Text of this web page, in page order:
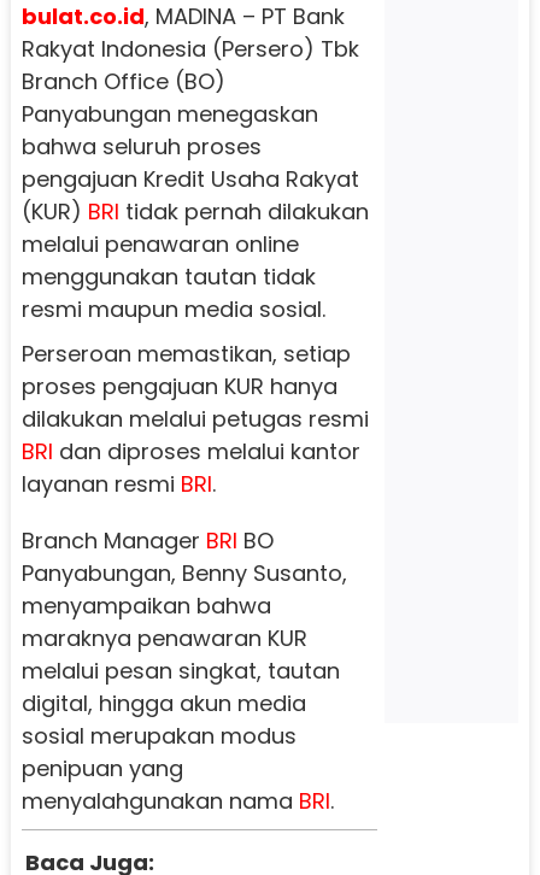
bulat.co.id, MADINA – PT Bank
Rakyat Indonesia (Persero) Tbk
Branch Office (BO)
Panyabungan menegaskan
bahwa seluruh proses
pengajuan Kredit Usaha Rakyat
(KUR) BRI tidak pernah dilakukan
melalui penawaran online
menggunakan tautan tidak
resmi maupun media sosial.
Perseroan memastikan, setiap
proses pengajuan KUR hanya
dilakukan melalui petugas resmi
BRI dan diproses melalui kantor
layanan resmi BRI.
Branch Manager BRI BO
Panyabungan, Benny Susanto,
menyampaikan bahwa
maraknya penawaran KUR
melalui pesan singkat, tautan
digital, hingga akun media
sosial merupakan modus
penipuan yang
menyalahgunakan nama BRI.
Baca Juga: